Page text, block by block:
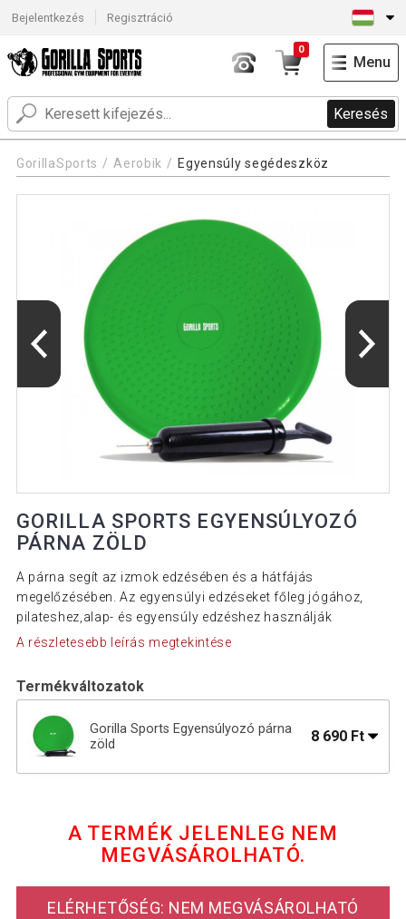
Bejelentkezés Regisztráció
Keresés
0
Menu
GorillaSports Aerobik Egyensúly segédeszköz
GORILLA SPORTS EGYENSÚLYOZÓ
PÁRNA ZÖLD
A párna segít az izmok edzésében és a hátfájás
megelőzésében. Az egyensúlyi edzéseket főleg jógához,
pilateshez,alap- és egyensúly edzéshez használják
A részletesebb leírás megtekintése
Termékváltozatok
Gorilla Sports Egyensúlyozó párna
zöld
8 690 Ft
Gorilla Sports Egyensúlyozó párna
A TERMÉK JELENLEG NEM
MEGVÁSÁROLHATÓ.
ELÉRHETŐSÉG: NEM MEGVÁSÁROLHATÓ